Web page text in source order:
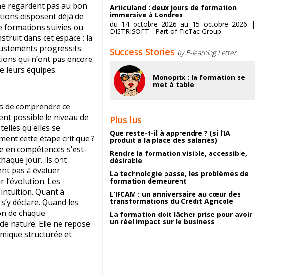
regardent pas au bon
disposent déjà de
formations suivies ou
dans cet espace : la
progressifs.
qui n’ont pas encore
leurs équipes.
de comprendre ce
possible le niveau de
qu'elles se
cette étape critique ?
en compétences s'est-
jour. Ils ont
pas à évaluer
l’évolution. Les
Quant à
déclare. Quand les
de chaque
nature. Elle ne repose
structurée et
Articuland : deux jours de formation
immersive à Londres
du 14 octobre 2026 au 15 octobre 2026 |
DISTRISOFT - Part of TicTac Group
Success Stories by E-learning Letter
Monoprix : la formation se
met à table
Plus lus
Que reste-t-il à apprendre ? (si l’IA
produit à la place des salariés)
Rendre la formation visible, accessible,
désirable
La technologie passe, les problèmes de
formation demeurent
L’IFCAM : un anniversaire au cœur des
transformations du Crédit Agricole
La formation doit lâcher prise pour avoir
un réel impact sur le business